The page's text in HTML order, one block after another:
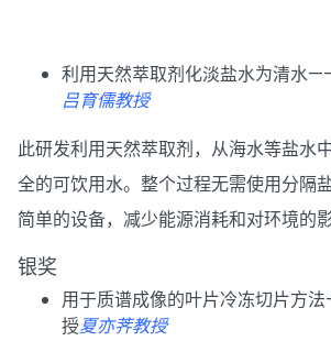
利用天然萃取剂化淡盐水为清水
吕育儒教授
此研发利用天然萃取剂，从海水等盐水
全的可饮用水。整个过程无需使用分隔
简单的设备，减少能源消耗和对环境的影
银奖
用于质谱成像的叶片冷冻切片方
授夏亦荠教授